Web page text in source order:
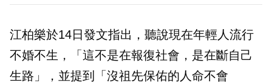
江柏樂於14日發文指出，聽說現在年輕人流行
不婚不生，「這不是在報復社會，是在斷自己
生路」，並提到「沒祖先保佑的人命不會